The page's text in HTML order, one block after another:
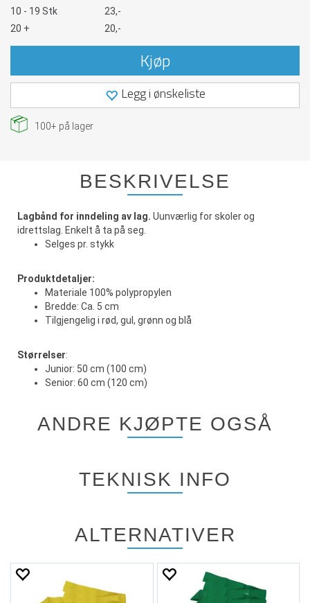
10 - 19 Stk
23,-
20 +
20,-
Kjøp
Legg i ønskeliste
100+ på lager
BESKRIVELSE
Lagbånd for inndeling av lag. Uunværlig for skoler og
idrettslag. Enkelt å ta på seg.
Selges pr. stykk
Produktdetaljer:
Materiale 100% polypropylen
Bredde: Ca. 5 cm
Tilgjengelig i rød, gul, grønn og blå
Størrelser:
Junior: 50 cm (100 cm)
Senior: 60 cm (120 cm)
ANDRE KJØPTE OGSÅ
TEKNISK INFO
ALTERNATIVER